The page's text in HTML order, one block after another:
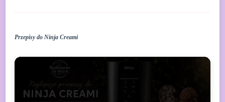
Przepisy do Ninja Creami